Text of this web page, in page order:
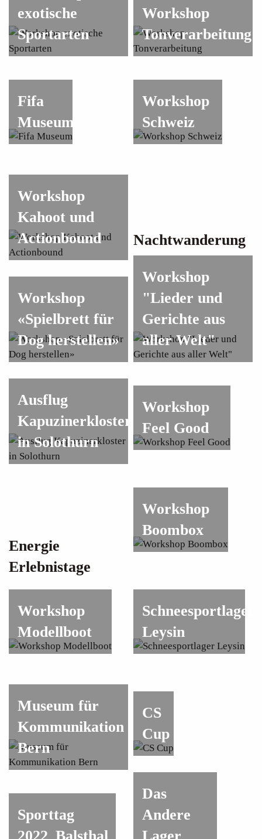
exotische
Sportarten
Workshop
Tonverarbeitung
Fifa
Museum
Workshop
Schweiz
Workshop
Kahoot und
Actionbound
Nachtwanderung
Workshop
«Spielbrett für
Dog herstellen»
Workshop
"Lieder und
Gerichte aus
aller Welt"
Ausflug
Kapuzinerkloster
in Solothurn
Workshop
Feel Good
Energie
Erlebnistage
Workshop
Boombox
Workshop
Modellboot
Schneesportlager
Leysin
Museum für
Kommunikation
Bern
CS
Cup
Sporttag
Das
Andere